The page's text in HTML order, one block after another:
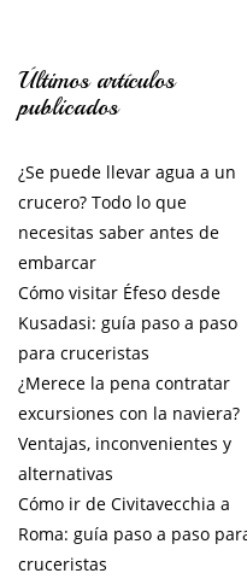
Últimos artículos
publicados
¿Se puede llevar agua a un
crucero? Todo lo que
necesitas saber antes de
embarcar
Cómo visitar Éfeso desde
Kusadasi: guía paso a paso
para cruceristas
¿Merece la pena contratar
excursiones con la naviera?
Ventajas, inconvenientes y
alternativas
Cómo ir de Civitavecchia a
Roma: guía paso a paso
cruceristas